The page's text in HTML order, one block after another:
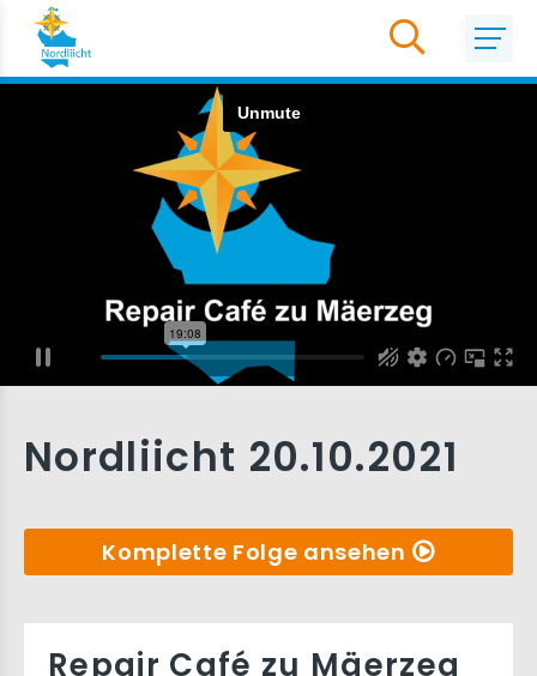
Nordliicht 20.10.2021
Komplette Folge ansehen
Repair Café zu Mäerzeg